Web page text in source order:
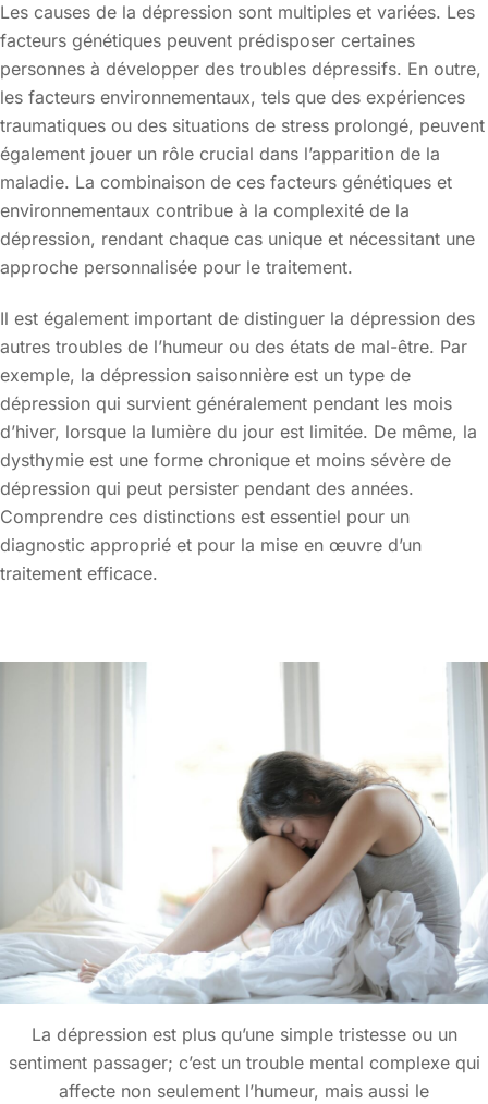
Les causes de la dépression sont multiples et variées. Les
facteurs génétiques peuvent prédisposer certaines
personnes à développer des troubles dépressifs. En outre,
les facteurs environnementaux, tels que des expériences
traumatiques ou des situations de stress prolongé, peuvent
également jouer un rôle crucial dans l’apparition de la
maladie. La combinaison de ces facteurs génétiques et
environnementaux contribue à la complexité de la
dépression, rendant chaque cas unique et nécessitant une
approche personnalisée pour le traitement.
Il est également important de distinguer la dépression des
autres troubles de l’humeur ou des états de mal-être. Par
exemple, la dépression saisonnière est un type de
dépression qui survient généralement pendant les mois
d’hiver, lorsque la lumière du jour est limitée. De même, la
dysthymie est une forme chronique et moins sévère de
dépression qui peut persister pendant des années.
Comprendre ces distinctions est essentiel pour un
diagnostic approprié et pour la mise en œuvre d’un
traitement efficace.
La dépression est plus qu’une simple tristesse ou un
sentiment passager; c’est un trouble mental complexe qui
affecte non seulement l’humeur, mais aussi le